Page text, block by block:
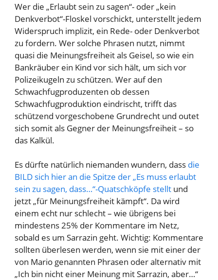
Wer die „Erlaubt sein zu sagen“- oder „kein
Denkverbot“-Floskel vorschickt, unterstellt jedem
Widerspruch implizit, ein Rede- oder Denkverbot
zu fordern. Wer solche Phrasen nutzt, nimmt
quasi die Meinungsfreiheit als Geisel, so wie ein
Bankräuber ein Kind vor sich hält, um sich vor
Polizeikugeln zu schützen. Wer auf den
Schwachfugproduzenten ob dessen
Schwachfugproduktion eindrischt, trifft das
schützend vorgeschobene Grundrecht und outet
sich somit als Gegner der Meinungsfreiheit – so
das Kalkül.
Es dürfte natürlich niemanden wundern, dass die
BILD sich hier an die Spitze der „Es muss erlaubt
sein zu sagen, dass…“-Quatschköpfe stellt und
jetzt „für Meinungsfreiheit kämpft“. Da wird
einem echt nur schlecht – wie übrigens bei
mindestens 25% der Kommentare im Netz,
sobald es um Sarrazin geht. Wichtig: Kommentare
sollten überlesen werden, wenn sie mit einer der
von Mario genannten Phrasen oder alternativ mit
„Ich bin nicht einer Meinung mit Sarrazin, aber…“